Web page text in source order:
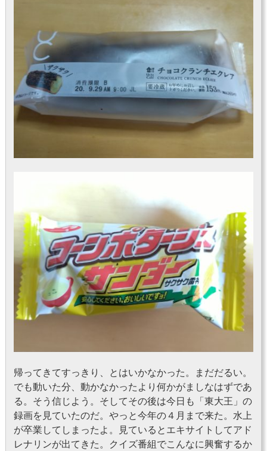
帰ってきてすっきり、とはいかなかった。まだだるい。
でも動いた分、動かなかったより何かがましなはずであ
る。そう信じよう。そしてその後は今日も「東大王」の
録画を見ていたのだ。やっと今年の４月まで来た。水上
が卒業してしまったよ。見ているとエキサイトしてアド
レナリンが出てきた。クイズ番組でこんなに興奮するか